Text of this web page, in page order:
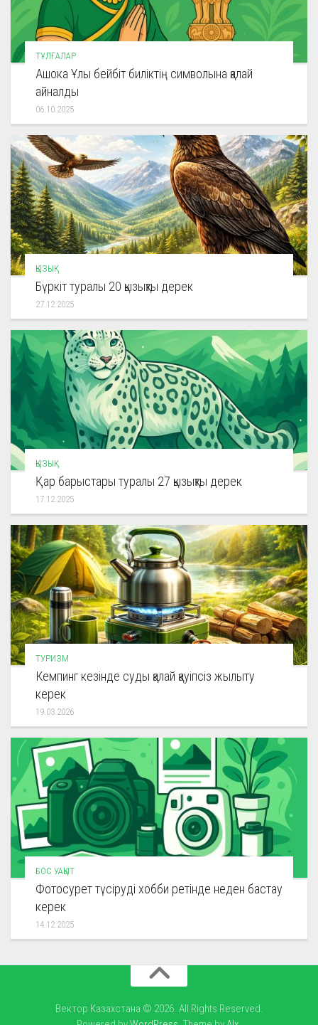
ТҰЛҒАЛАР
Ашока Ұлы бейбіт биліктің символына қалай
айналды
06.10.2025
ҚЫЗЫҚ
Бүркіт туралы 20 қызықты дерек
27.12.2025
ҚЫЗЫҚ
Қар барыстары туралы 27 қызықты дерек
17.12.2025
ТУРИЗМ
Кемпинг кезінде суды қалай қауіпсіз жылыту
керек
19.03.2026
БОС УАҚЫТ
Фотосурет түсіруді хобби ретінде неден бастау
керек
14.12.2025
Вектор Казахстана © 2026. All Rights Reserved.